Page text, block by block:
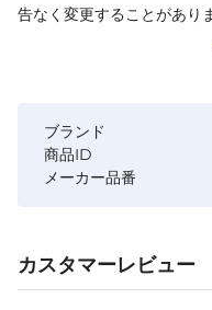
告なく変更することがあり
ブランド
商品ID
メーカー品番
カスタマーレビュー